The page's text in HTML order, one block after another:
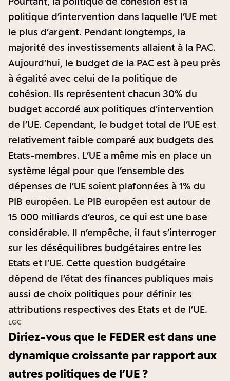
politique d’intervention dans laquelle l’UE met
le plus d’argent. Pendant longtemps, la
majorité des investissements allaient à la PAC.
Aujourd’hui, le budget de la PAC est à peu près
à égalité avec celui de la politique de
cohésion. Ils représentent chacun 30% du
budget accordé aux politiques d’intervention
de l’UE. Cependant, le budget total de l’UE est
relativement faible comparé aux budgets des
Etats-membres. L’UE a même mis en place un
système légal pour que l’ensemble des
dépenses de l’UE soient plafonnées à 1% du
PIB européen. Le PIB européen est autour de
15 000 milliards d’euros, ce qui est une base
considérable. Il n’empêche, il faut s’interroger
sur les déséquilibres budgétaires entre les
Etats et l’UE. Cette question budgétaire
dépend de l’état des finances publiques mais
aussi de choix politiques pour définir les
attributions respectives des Etats et de l’UE.
Diriez-vous que le FEDER est dans une
dynamique croissante par rapport aux
autres politiques de l’UE ?
LGC